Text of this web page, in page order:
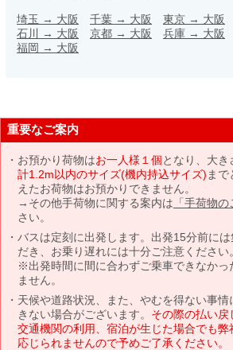
埼玉 → 大阪 千葉 → 大阪 東京 → 大阪
石川 → 大阪 京都 → 大阪 兵庫 → 大阪
福岡 → 大阪
重要なご案内
お預かり荷物はお一人様１個となり、大き
計1.2m以内のサイズ(機内持込サイズ) ま
えたお荷物はお預かりできません。
→その他手荷物に関する案内は 「手荷物
さい。
バスは定刻に出発します。出発15分前に
だき、お乗り遅れには十分ご注意ください。
※出発時間に間に合わずご乗車できなかっ
ません。
天候や道路状況、また、やむを得ない事
きない場合がございます。 その際の払い
交通機関の利用、宿泊が生じた場合でも
応じられませんので予めご了承ください。